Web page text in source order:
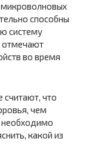
способны
систему
отмечают
во время
считают, что
чем
какой из